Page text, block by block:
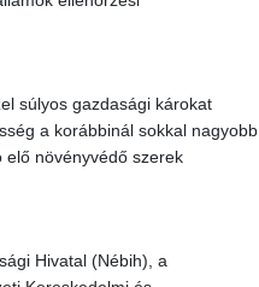
súlyos gazdasági károkat
a korábbinál sokkal nagyobb
növényvédő szerek
Hivatal (Nébih), a